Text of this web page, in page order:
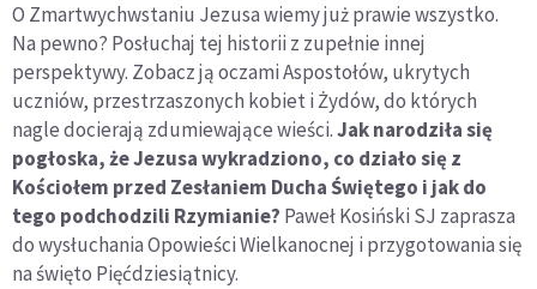
O Zmartwychwstaniu Jezusa wiemy już prawie wszystko.
Na pewno? Posłuchaj tej historii z zupełnie innej
perspektywy. Zobacz ją oczami Aspostołów, ukrytych
uczniów, przestrzaszonych kobiet i Żydów, do których
nagle docierają zdumiewające wieści.Jak narodziła się
pogłoska, że Jezusa wykradziono, co działo się z
Kościołem przed Zesłaniem Ducha Świętego i jak do
tego podchodzili Rzymianie? Paweł Kosiński SJ zaprasza
do wysłuchania Opowieści Wielkanocnej i przygotowania się
na święto Pięćdziesiątnicy.